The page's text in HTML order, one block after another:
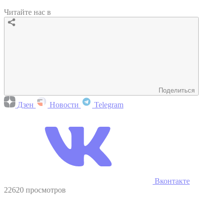
Читайте нас в
Поделиться
Дзен Новости Telegram
Вконтакте
22620 просмотров